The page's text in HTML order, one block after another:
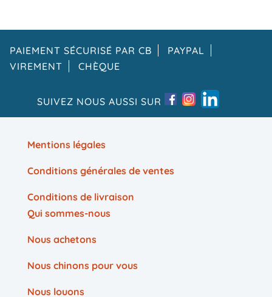
PAIEMENT SÉCURISÉ PAR CB
PAYPAL
VIREMENT
CHÈQUE
SUIVEZ NOUS AUSSI SUR
Mentions légales
Conditions générales de ventes
Conditions de livraison
Qui sommes-nous
Nous achetons
Nous chinons pour vous
Nous louons